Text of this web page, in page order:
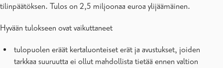
tilinpäätöksen. Tulos on 2,5 miljoonaa euroa ylijäämäinen.
Hyvään tulokseen ovat vaikuttaneet
tulopuolen eräät kertaluonteiset erät ja avustukset, joiden
tarkkaa suuruutta ei ollut mahdollista tietää ennen valtion